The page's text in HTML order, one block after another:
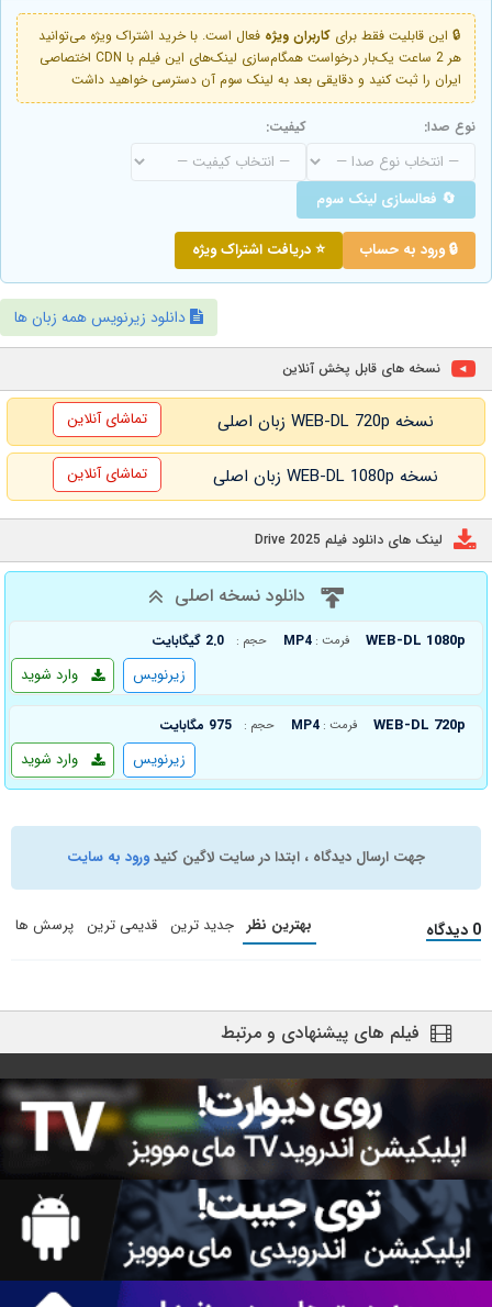
🔒 این قابلیت فقط برای کاربران ویژه فعال است. با خرید اشتراک ویژه می‌توانید
هر 2 ساعت یک‌بار درخواست همگام‌سازی لینک‌های این فیلم با CDN اختصاصی
ایران را ثبت کنید و دقایقی بعد به لینک سوم آن دسترسی خواهید داشت
نوع صدا: کیفیت:
🔄 فعالسازی لینک سوم
🔒 ورود به حساب ⭐ دریافت اشتراک ویژه
دانلود زیرنویس همه زبان ها
نسخه های قابل پخش آنلاین
نسخه WEB-DL 720p زبان اصلی تماشای آنلاین
نسخه WEB-DL 1080p زبان اصلی تماشای آنلاین
لینک های دانلود فیلم Drive 2025
دانلود نسخه اصلی
WEB-DL 1080p فرمت : MP4 حجم : 2.0 گیگابایت
وارد شوید زیرنویس
WEB-DL 720p فرمت : MP4 حجم : 975 مگابایت
وارد شوید زیرنویس
جهت ارسال دیدگاه ، ابتدا در سایت لاگین کنیدورود به سایت
0 دیدگاه بهترین نظر جدید ترین قدیمی ترین پرسش ها
فیلم های پیشنهادی و مرتبط